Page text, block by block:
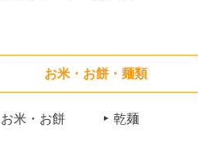
お米・お餅・麺類
お米・お餅 乾麺